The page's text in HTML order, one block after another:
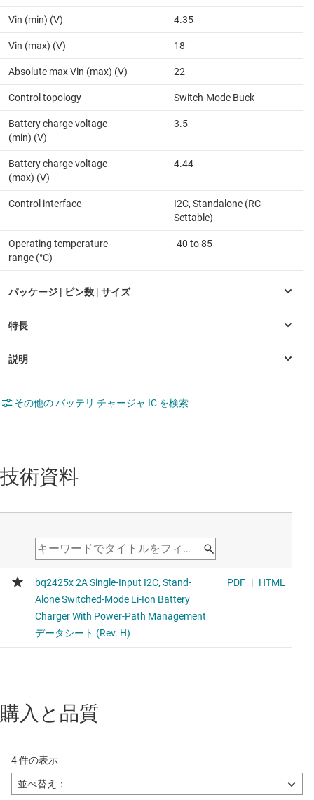
Vin (min) (V) 4.35
Vin (max) (V) 18
Absolute max Vin (max) (V) 22
Control topology Switch-Mode Buck
Battery charge voltage
(min) (V)
3.5
Battery charge voltage
(max) (V)
4.44
Control interface
I2C, Standalone (RC-
Settable)
Operating temperature
range (°C)
-40 to 85
その他の バッテリ チャージャ IC を検索
技術資料
購入と品質